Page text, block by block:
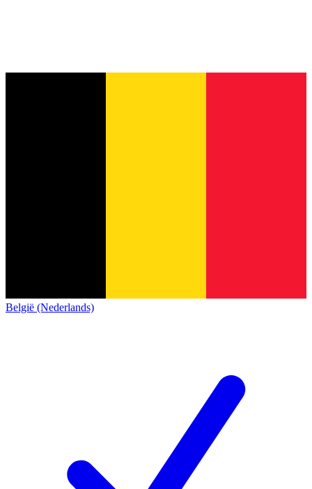
België (Nederlands)